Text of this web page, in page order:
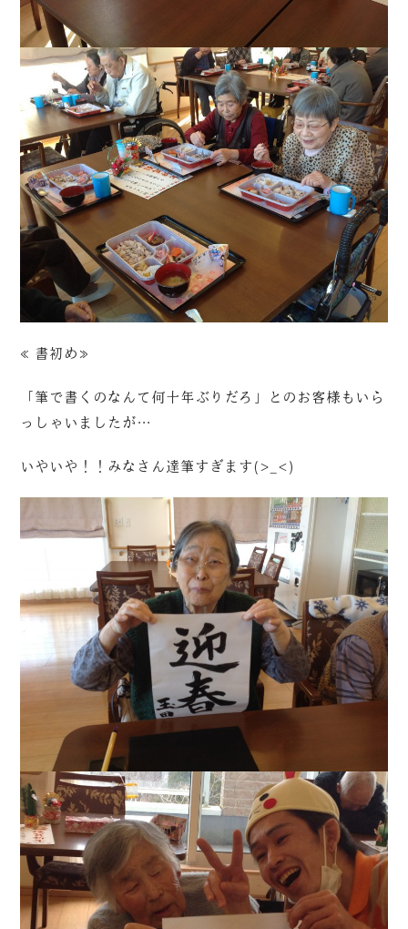
≪書初め≫
「筆で書くのなんて何十年ぶりだろ」とのお客様もいら
っしゃいましたが…
いやいや！！みなさん達筆すぎます(>_<)